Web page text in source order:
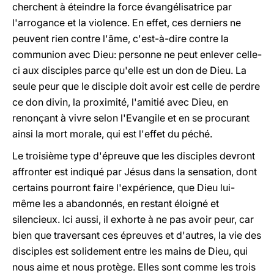
cherchent à éteindre la force évangélisatrice par
l'arrogance et la violence. En effet, ces derniers ne
peuvent rien contre l'âme, c'est-à-dire contre la
communion avec Dieu: personne ne peut enlever celle-
ci aux disciples parce qu'elle est un don de Dieu. La
seule peur que le disciple doit avoir est celle de perdre
ce don divin, la proximité, l'amitié avec Dieu, en
renonçant à vivre selon l'Evangile et en se procurant
ainsi la mort morale, qui est l'effet du péché.
Le troisième type d'épreuve que les disciples devront
affronter est indiqué par Jésus dans la sensation, dont
certains pourront faire l'expérience, que Dieu lui-
même les a abandonnés, en restant éloigné et
silencieux. Ici aussi, il exhorte à ne pas avoir peur, car
bien que traversant ces épreuves et d'autres, la vie des
disciples est solidement entre les mains de Dieu, qui
nous aime et nous protège. Elles sont comme les trois